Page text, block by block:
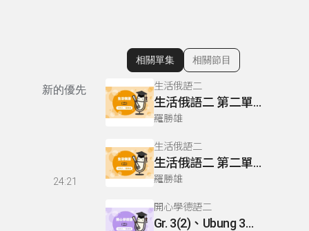
新的優先
24:21
顯示相關單集
相關單集 相關節目
生活俄語二
生活俄語二 第二單元 L5 P95-96
羅勝雄
生活俄語二
生活俄語二 第二單元 L9 P120
羅勝雄
開心學德語二
Gr. 3(2)、Ubung 3、Gr. 2(1)